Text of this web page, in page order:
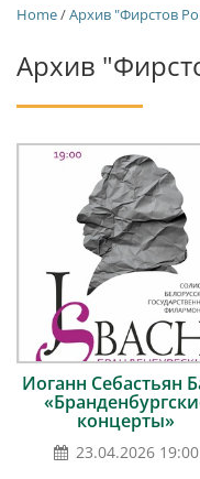
Home/Архив "Фирстов
Архив
Иоганн Себастьян
концерты»
23.04.2026 19:00